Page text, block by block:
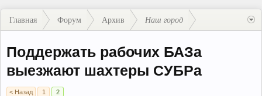
Главная Форум Архив Наш город
Поддержать рабочих БАЗа
выезжают шахтеры СУБРа
< Назад 1 2